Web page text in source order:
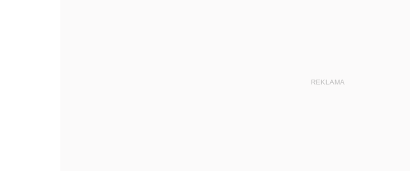
REKLAMA